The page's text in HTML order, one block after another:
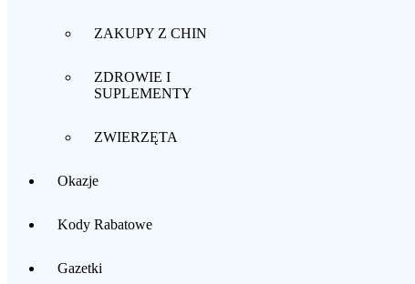
ZAKUPY Z CHIN
ZDROWIE I
SUPLEMENTY
ZWIERZĘTA
Okazje
Kody Rabatowe
Gazetki